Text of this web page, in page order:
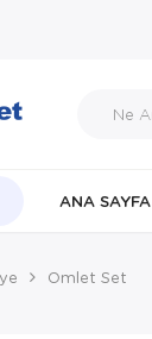
ANA SAYFA
Omlet Set